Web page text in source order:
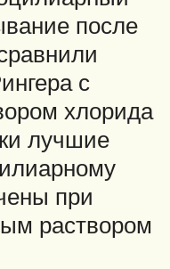
после
с
хлорида
лучшие
при
раствором